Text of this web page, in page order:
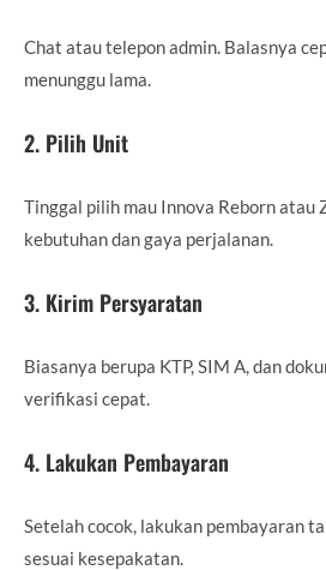
Chat atau telepon admin. Balasnya
menunggu lama.
2. Pilih Unit
Tinggal pilih mau Innova Reborn atau
kebutuhan dan gaya perjalanan.
3. Kirim Persyaratan
Biasanya berupa KTP, SIM A, dan
verifikasi cepat.
4. Lakukan Pembayaran
Setelah cocok, lakukan pembayaran
sesuai kesepakatan.